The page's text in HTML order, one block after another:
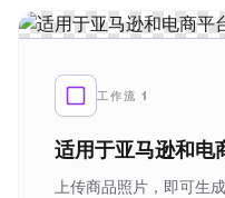
工作流 1
适用于亚马逊和电
上传商品照片，即可生